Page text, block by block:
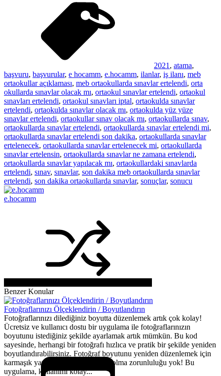
2021 , atama,
başvuru, başvurular, e hocamm, e.hocamm, ilanlar, iş ilanı, meb
ortaokullar açıklaması, meb ortaokullarda sınavlar ertelendi, orta
okullarda sınavlar olacak mı, ortaokul sınavlar ertelendi, ortaokul
sınavları ertelendi, ortaokul sınavları iptal, ortaokulda sınavlar
ertelendi, ortaokulda sınavlar olacak mı, ortaokulda yüz yüze
sınavlar ertelendi, ortaokullar sınav olacak mı, ortaokullarda sınav,
ortaokullarda sınavlar ertelendi, ortaokullarda sınavlar ertelendi mi,
ortaokullarda sınavlar ertelendi son dakika, ortaokullarda sınavlar
ertelenecek, ortaokullarda sınavlar ertelenecek mi, ortaokullarda
sınavlar ertelensin, ortaokullarda sınavlar ne zamana ertelendi,
ortaokullarda sınavlar yapılacak mı, ortaokullardaki sınavlarda
ertelendi, sınav, sınavlar, son dakika meb ortaokullarda sınavlar
ertelendi, son dakika ortaokullarda sınavlar, sonuçlar, sonucu
e.hocamm
Benzer Konular
Fotoğraflarınızı Ölçeklendirin / Boyutlandırın
Fotoğraflarınızı dilediğiniz boyutta düzenlemek artık çok kolay!
Ücretsiz ve kullanıcı dostu bir uygulama ile fotoğraflarınızın
boyutunu istediğiniz şekilde ayarlamak artık mümkün. Bu kod
sayesinde, herhangi bir fotoğrafı hızlıca ve pratik bir şekilde yeniden
boyutlandırabilirsiniz. Fotoğraf boyutunu yeniden düzenlemek için
karmaşık yazılımlar veya becerikli olma zorunluluğu yok! Bu
uygulama, kullanımı kolay...